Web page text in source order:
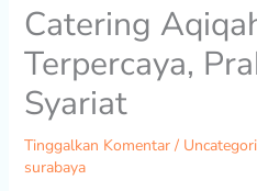
Catering
Terpercaya,
Syariat
Tinggalkan Komentar /
surabaya